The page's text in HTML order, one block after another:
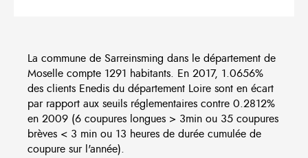
La commune de Sarreinsming dans le département de
Moselle compte 1291 habitants. En 2017, 1.0656%
des clients Enedis du département Loire sont en écart
par rapport aux seuils réglementaires contre 0.2812%
en 2009 (6 coupures longues > 3min ou 35 coupures
brèves < 3 min ou 13 heures de durée cumulée de
coupure sur l'année).